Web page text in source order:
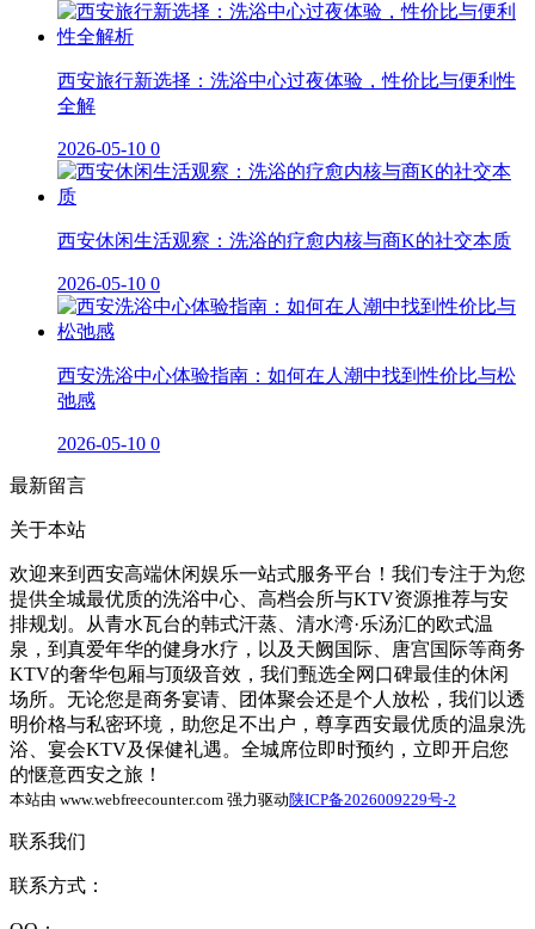
西安旅行新选择：洗浴中心过夜体验，性价比与便利性
全解
2026-05-10 0
西安休闲生活观察：洗浴的疗愈内核与商K的社交本质
2026-05-10 0
西安洗浴中心体验指南：如何在人潮中找到性价比与松
弛感
2026-05-10 0
最新留言
关于本站
欢迎来到西安高端休闲娱乐一站式服务平台！我们专注于为您
提供全城最优质的洗浴中心、高档会所与KTV资源推荐与安
排规划。从青水瓦台的韩式汗蒸、清水湾·乐汤汇的欧式温
泉，到真爱年华的健身水疗，以及天阙国际、唐宫国际等商务
KTV的奢华包厢与顶级音效，我们甄选全网口碑最佳的休闲
场所。无论您是商务宴请、团体聚会还是个人放松，我们以透
明价格与私密环境，助您足不出户，尊享西安最优质的温泉洗
浴、宴会KTV及保健礼遇。全城席位即时预约，立即开启您
的惬意西安之旅！
本站由 www.webfreecounter.com 强力驱动陕ICP备2026009229号-2
联系我们
联系方式：